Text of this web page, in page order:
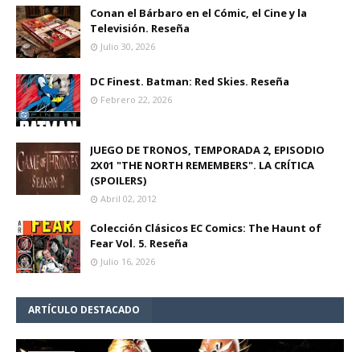
Conan el Bárbaro en el Cómic, el Cine y la
Televisión. Reseña
Julio 30, 2026
DC Finest. Batman: Red Skies. Reseña
Febrero 22, 2026
JUEGO DE TRONOS, TEMPORADA 2, EPISODIO
2X01 "THE NORTH REMEMBERS". LA CRÍTICA
(SPOILERS)
Abril 02, 2012
Colección Clásicos EC Comics: The Haunt of
Fear Vol. 5. Reseña
Julio 16, 2026
ARTÍCULO DESTACADO